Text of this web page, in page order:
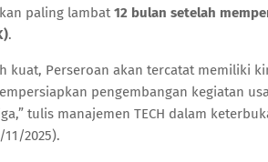
paling lambat12 bulan setelah
.
kuat, Perseroan akan tercatat memiliki
pengembangan kegiatan
tulis manajemen TECH dalam
2025).